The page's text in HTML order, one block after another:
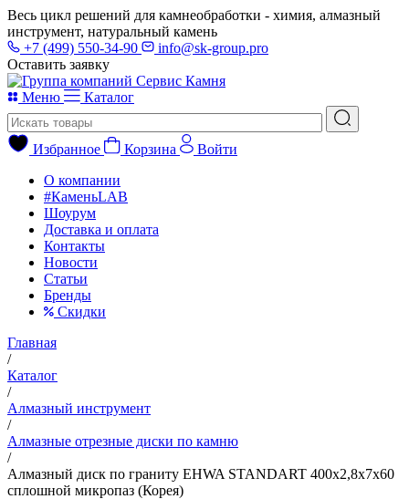
Весь цикл решений для камнеобработки - химия, алмазный
инструмент, натуральный камень
+7 (499) 550-34-90
info@sk-group.pro
Оставить заявку
Меню Каталог
Избранное Корзина
Войти
О компании
#КаменьLAB
Шоурум
Доставка и оплата
Контакты
Новости
Статьи
Бренды
Скидки
Главная
/
Каталог
/
Алмазный инструмент
/
Алмазные отрезные диски по камню
/
Алмазный диск по граниту EHWA STANDART 400x2,8x7x60
сплошной микропаз (Корея)